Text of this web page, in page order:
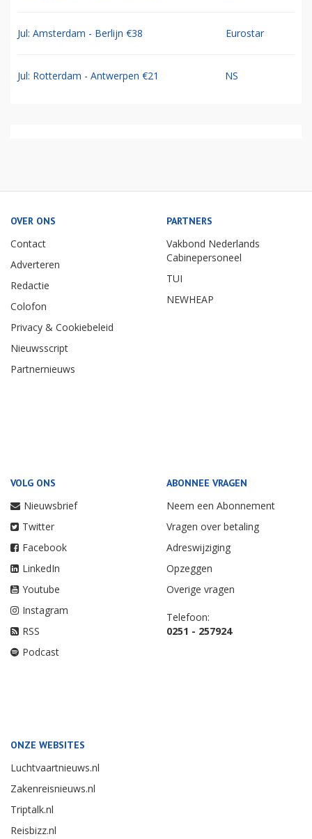
Jul: Amsterdam - Berlijn €38 Eurostar
Jul: Rotterdam - Antwerpen €21 NS
OVER ONS
Contact
Adverteren
Redactie
Colofon
Privacy & Cookiebeleid
Nieuwsscript
Partnernieuws
PARTNERS
Vakbond Nederlands
Cabinepersoneel
TUI
NEWHEAP
VOLG ONS
Nieuwsbrief
Twitter
Facebook
LinkedIn
Youtube
Instagram
RSS
Podcast
ABONNEE VRAGEN
Neem een Abonnement
Vragen over betaling
Adreswijziging
Opzeggen
Overige vragen
Telefoon:
0251 - 257924
ONZE WEBSITES
Luchtvaartnieuws.nl
Zakenreisnieuws.nl
Triptalk.nl
Reisbizz.nl